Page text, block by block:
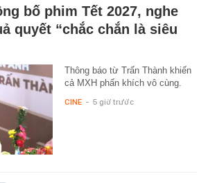
bố phim Tết 2027, nghe
quyết “chắc chắn là siêu
Thông báo từ Trấn Thành khiến
cả MXH phấn khích vô cùng.
CINE - 5 giờ trước